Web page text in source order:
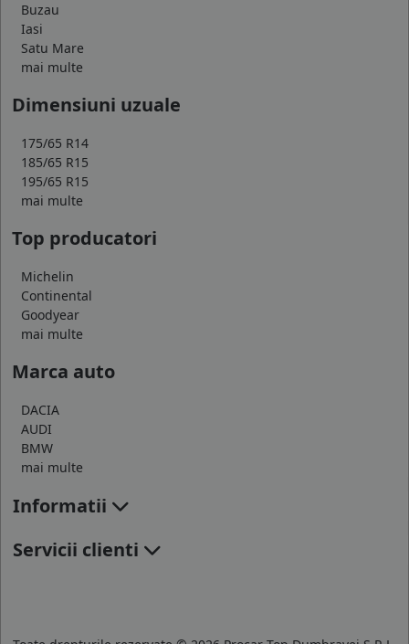
Buzau
Iasi
Satu Mare
mai multe
Dimensiuni uzuale
175/65 R14
185/65 R15
195/65 R15
mai multe
Top producatori
Michelin
Continental
Goodyear
mai multe
Marca auto
DACIA
AUDI
BMW
mai multe
Informatii
Servicii clienti